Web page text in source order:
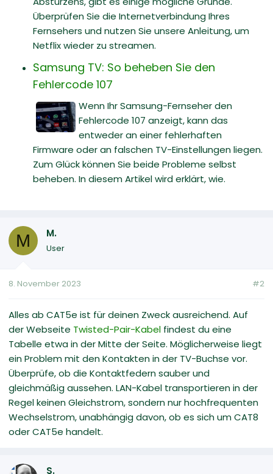
Überprüfen Sie die Internetverbindung Ihres
Fernsehers und nutzen Sie unsere Anleitung, um
Netflix wieder zu streamen.
Samsung TV: So beheben Sie den
Fehlercode 107
Wenn Ihr Samsung-Fernseher den
Fehlercode 107 anzeigt, kann das
entweder an einer fehlerhaften
Firmware oder an falschen TV-Einstellungen liegen.
Zum Glück können Sie beide Probleme selbst
beheben. In diesem Artikel wird erklärt, wie.
M M.
User
8. November 2023 #2
Alles ab CAT5e ist für deinen Zweck ausreichend. Auf
der Webseite Twisted-Pair-Kabel findest du eine
Tabelle etwa in der Mitte der Seite. Möglicherweise liegt
ein Problem mit den Kontakten in der TV-Buchse vor.
Überprüfe, ob die Kontaktfedern sauber und
gleichmäßig aussehen. LAN-Kabel transportieren in der
Regel keinen Gleichstrom, sondern nur hochfrequenten
Wechselstrom, unabhängig davon, ob es sich um CAT8
oder CAT5e handelt.
S.